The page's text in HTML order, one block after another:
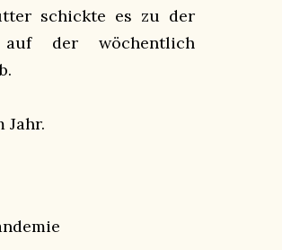
schickte es zu der
auf der wöchentlich
Jahr.